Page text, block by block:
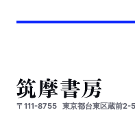
〒111-8755 東京都台東区蔵前2-